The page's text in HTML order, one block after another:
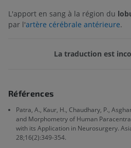
L'apport en sang à la région du
par l'artère cérébrale antérieure.
La traduction est
Références
Patra, A., Kaur, H., Chaudhary, P.,
and Morphometry of Human
with its Application in Neurosurgery.
28;16(2):349-354.